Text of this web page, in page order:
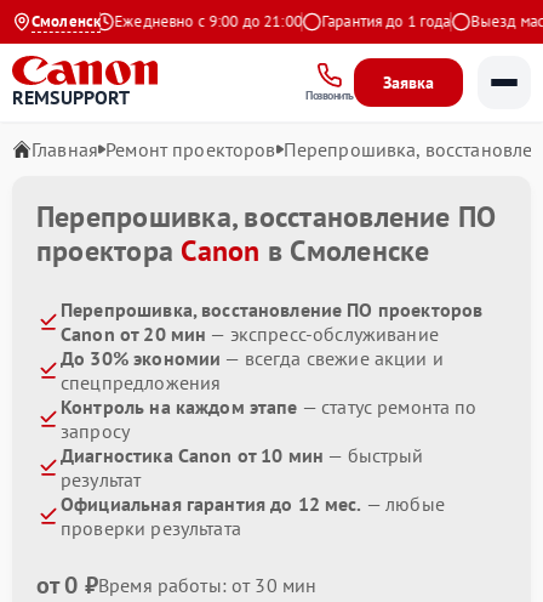
Смоленск
Яндекс Ежедневно с 9:00 до 21:00 Гарантия до 1 года Выезд
REMSUPPORT Позвонить
Заявка
Главная Ремонт проекторов Перепрошивка,
Перепрошивка, восстановление ПО
проектора Canon в Смоленске
Перепрошивка, восстановление ПО проекторов
Canon от 20 мин — экспресс-обслуживание
До 30% экономии — всегда свежие акции и
спецпредложения
Контроль на каждом этапе — статус ремонта по
запросу
Диагностика Canon от 10 мин — быстрый
результат
Официальная гарантия до 12 мес. — любые
проверки результата
от 0 ₽Время работы: от 30 мин